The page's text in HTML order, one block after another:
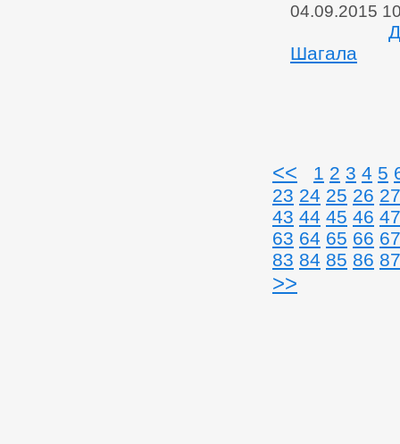
04.09.2015
Шагала
<< 1 2 3 4 5
23 24 25 26 27
43 44 45 46 47
63 64 65 66 67
83 84 85 86 87
>>